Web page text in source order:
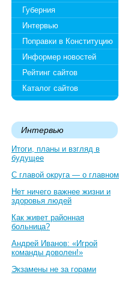
Губерния
Интервью
Поправки в Конституцию
Информер новостей
Рейтинг сайтов
Каталог сайтов
Интервью
Итоги, планы и взгляд в
будущее
С главой округа — о главном
Нет ничего важнее жизни и
здоровья людей
Как живет районная
больница?
Андрей Иванов: «Игрой
команды доволен!»
Экзамены не за горами